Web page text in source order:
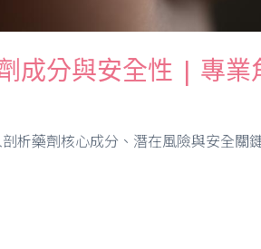
成分與安全性 | 專業
析藥劑核心成分、潛在風險與安全